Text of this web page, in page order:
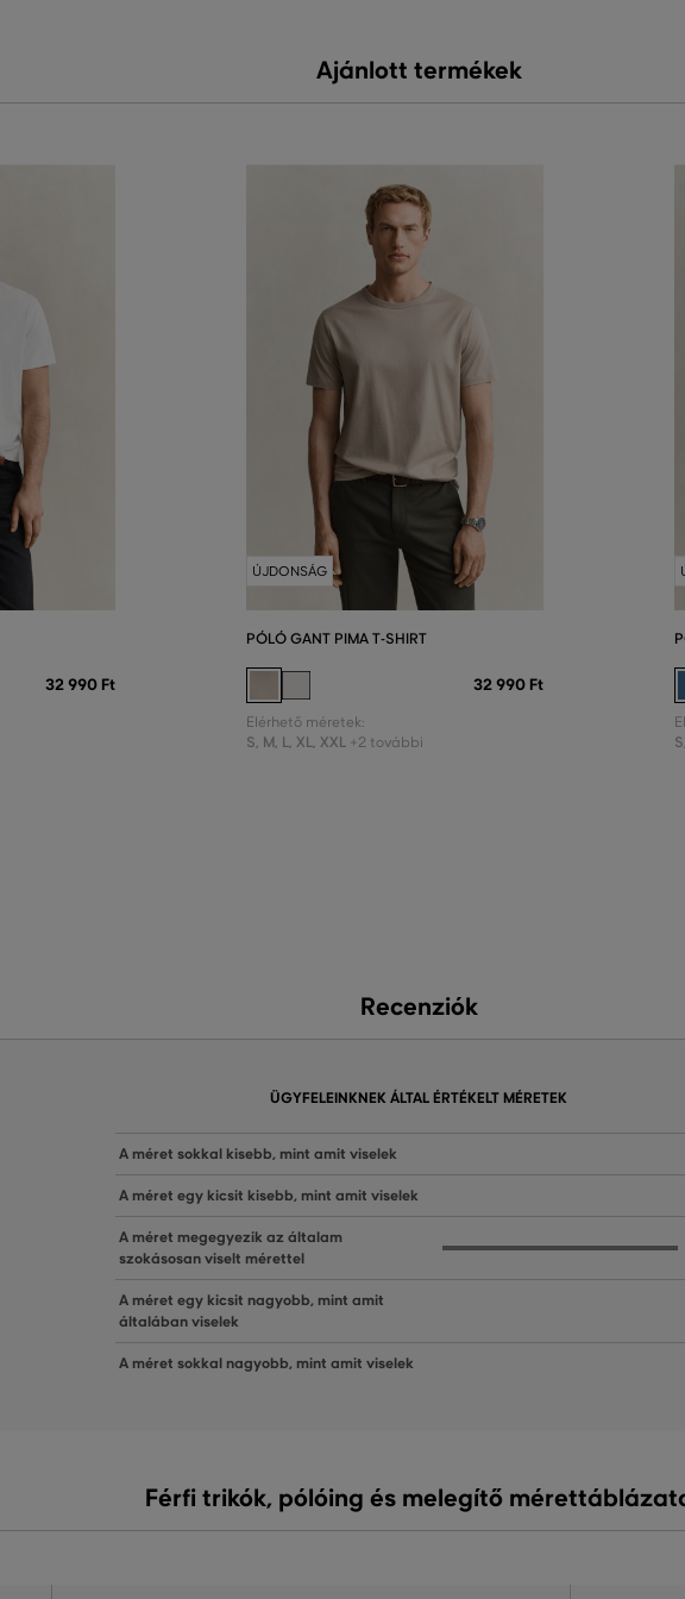
Ajánlott termékek
32 990 Ft
ÚJDONSÁG
PÓLÓ GANT PIMA T-SHIRT
32 990 Ft
Elérhető méretek:
S, M, L, XL, XXL +2 további S
Recenziók
ÜGYFELEINKNEK ÁLTAL ÉRTÉKELT MÉRETEK
A méret sokkal kisebb, mint amit viselek
A méret egy kicsit kisebb, mint amit viselek
A méret megegyezik az általam
szokásosan viselt mérettel
A méret egy kicsit nagyobb, mint amit
általában viselek
A méret sokkal nagyobb, mint amit viselek
Férfi trikók, pólóing és melegítő